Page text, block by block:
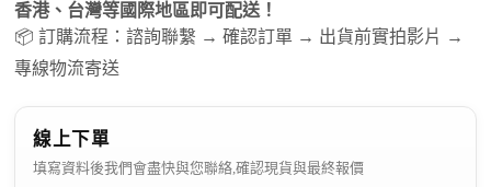
香港、台灣等國際地區即可配送！
📦 訂購流程：諮詢聯繫 → 確認訂單 → 出貨前實拍影片 →
專線物流寄送
線上下單
填寫資料後我們會盡快與您聯絡,確認現貨與最終報價